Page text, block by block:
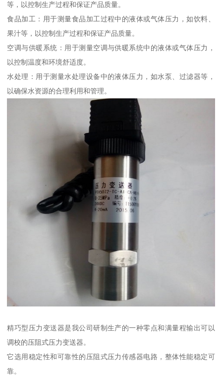
等，以控制生产过程和保证产品质量。
食品加工：用于测量食品加工过程中的液体或气体压力，如饮料、
果汁等，以控制生产过程和保证产品质量。
空调与供暖系统：用于测量空调与供暖系统中的液体或气体压力，
以控制温度和环境舒适度。
水处理：用于测量水处理设备中的液体压力，如水泵、过滤器等，
以确保水资源的合理利用和管理。
精巧型压力变送器是我公司研制生产的一种零点和满量程输出可以
调校的压阻式压力变送器。
它选用稳定性和可靠性的压阻式压力传感器电路，整体性能稳定可
靠。